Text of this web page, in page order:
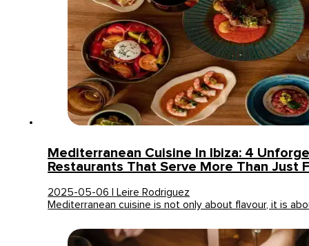
Mediterranean Cuisine In Ibiza: 4
Restaurants That Serve More Than Just
2025-05-06 | Leire Rodriguez
Mediterranean cuisine is not only about flavour, it is